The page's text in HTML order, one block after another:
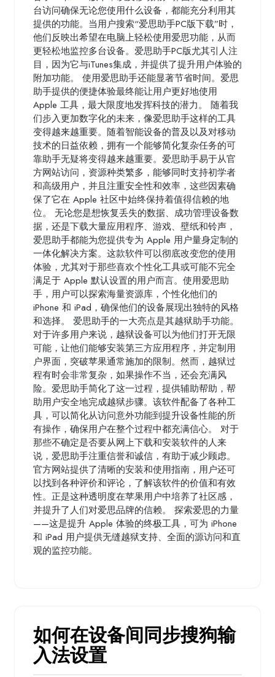
台访问确保无论您使用什么设备，都能充分利用其
提供的功能。当用户搜索“爱思助手PC版下载”时，
他们反映出希望在电脑上轻松使用爱思功能，从而
更轻松地监控多台设备。爱思助手PC版尤其引人注
目，因为它与iTunes集成，并提供了提升用户体验的
附加功能。 使用爱思助手还能显著节省时间。爱思
助手提供的便捷体验最终能让用户更好地使用
Apple 工具，最大限度地发挥科技的潜力。 随着我
们步入更加数字化的未来，像爱思助手这样的工具
变得越来越重要。随着智能设备的普及以及对移动
技术的日益依赖，拥有一个能够简化复杂任务的可
靠助手无疑将变得越来越重要。爱思助手易于从官
方网站访问，资源种类繁多，能够同时支持初学者
和高级用户，并且注重安全性和效率，这些因素确
保了它在 Apple 社区中始终保持着值得信赖的地
位。 无论您是想恢复丢失的数据、成功管理设备数
据，还是下载大量应用程序、游戏、壁纸和铃声，
爱思助手都能为您提供专为 Apple 用户量身定制的
一体化解决方案。这款软件可以彻底改变您的使用
体验，尤其对于那些喜欢个性化工具或可能不完全
满足于 Apple 默认设置的用户而言。使用爱思助
手，用户可以探索海量资源库，个性化他们的
iPhone 和 iPad，确保他们的设备展现出独特的风格
和选择。 爱思助手的一大亮点是其越狱助手功能。
对于许多用户来说，越狱设备可以为他们打开无限
可能，让他们能够安装第三方应用程序，并定制用
户界面，突破苹果通常施加的限制。然而，越狱过
程有时会非常复杂，如果操作不当，还会充满风
险。爱思助手简化了这一过程，提供辅助帮助，帮
助用户安全地完成越狱步骤。该软件配备了各种工
具，可以简化从访问意外功能到提升设备性能的所
有操作，确保用户在整个过程中都充满信心。 对于
那些不确定是否要从网上下载和安装软件的人来
说，爱思助手注重信誉和诚信，有助于减少顾虑。
官方网站提供了清晰的安装和使用指南，用户还可
以找到各种评价和评论，了解该软件的价值和有效
性。正是这种透明度在苹果用户中培养了社区感，
并提升了人们对爱思品牌的信赖。 探索爱思的力量
——这是提升 Apple 体验的终极工具，可为 iPhone
和 iPad 用户提供无缝越狱支持、全面的源访问和直
观的监控功能。
如何在设备间同步搜狗输
入法设置